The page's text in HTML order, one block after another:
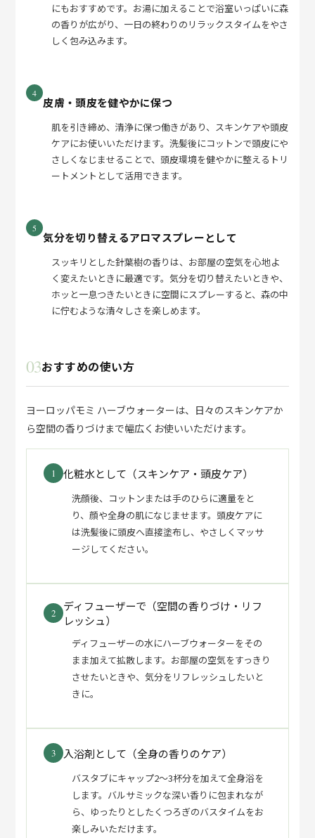
にもおすすめです。お湯に加えることで浴室いっぱいに森
の香りが広がり、一日の終わりのリラックスタイムをやさ
しく包み込みます。
4
皮膚・頭皮を健やかに保つ
肌を引き締め、清浄に保つ働きがあり、スキンケアや頭皮
ケアにお使いいただけます。洗髪後にコットンで頭皮にや
さしくなじませることで、頭皮環境を健やかに整えるトリ
ートメントとして活用できます。
5
気分を切り替えるアロマスプレーとして
スッキリとした針葉樹の香りは、お部屋の空気を心地よ
く変えたいときに最適です。気分を切り替えたいときや、
ホッと一息つきたいときに空間にスプレーすると、森の中
に佇むような清々しさを楽しめます。
03おすすめの使い方
ヨーロッパモミ ハーブウォーターは、日々のスキンケアか
ら空間の香りづけまで幅広くお使いいただけます。
1 化粧水として（スキンケア・頭皮ケア）
洗顔後、コットンまたは手のひらに適量をと
り、顔や全身の肌になじませます。頭皮ケアに
は洗髪後に頭皮へ直接塗布し、やさしくマッサ
ージしてください。
2
ディフューザーで（空間の香りづけ・リフ
レッシュ）
ディフューザーの水にハーブウォーターをその
まま加えて拡散します。お部屋の空気をすっきり
させたいときや、気分をリフレッシュしたいと
きに。
3 入浴剤として（全身の香りのケア）
バスタブにキャップ2〜3杯分を加えて全身浴を
します。バルサミックな深い香りに包まれなが
ら、ゆったりとしたくつろぎのバスタイムをお
楽しみいただけます。